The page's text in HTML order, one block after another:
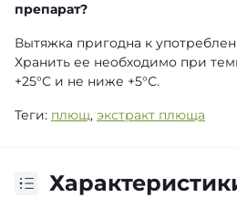
препарат?
Вытяжка пригодна к
Хранить ее необходимо при
+25°С и не ниже +5°С.
Теги: плющ, экстракт плюща